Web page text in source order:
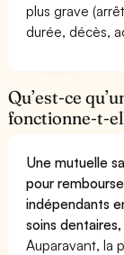
plus grave
durée, décès,
Qu’est-ce
fonctionne-t-
Une mutuelle
pour
indépendants
soins
Auparavant, la